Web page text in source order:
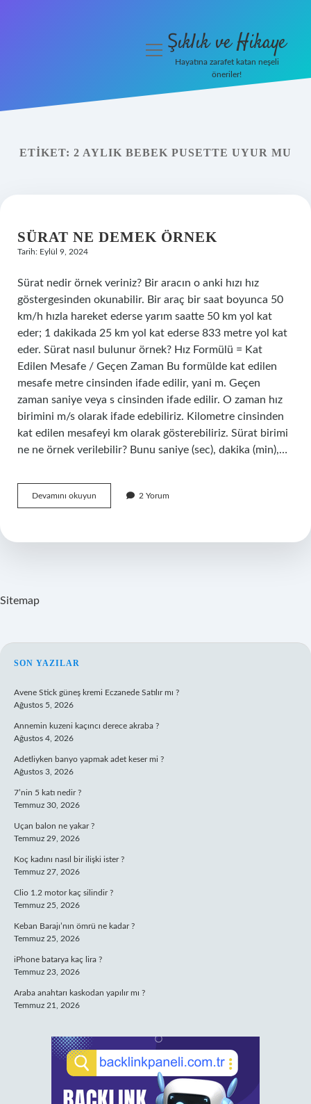
Olur
menüyüŞıklık ve Hikaye
Hayatına zarafet katan neşeli
öneriler!
ETIKET: 2 AYLIK BEBEK PUSETTE UYUR MU
SÜRAT NE DEMEK ÖRNEK
Tarih: Eylül 9, 2024
Sürat nedir örnek veriniz? Bir aracın o anki hızı hız
göstergesinden okunabilir. Bir araç bir saat boyunca 50
km/h hızla hareket ederse yarım saatte 50 km yol kat
eder; 1 dakikada 25 km yol kat ederse 833 metre yol kat
eder. Sürat nasıl bulunur örnek? Hız Formülü = Kat
Edilen Mesafe / Geçen Zaman Bu formülde kat edilen
mesafe metre cinsinden ifade edilir, yani m. Geçen
zaman saniye veya s cinsinden ifade edilir. O zaman hız
birimini m/s olarak ifade edebiliriz. Kilometre cinsinden
kat edilen mesafeyi km olarak gösterebiliriz. Sürat birimi
ne ne örnek verilebilir? Bunu saniye (sec), dakika (min),…
Devamını okuyun
Ne
2 Yorum
Sitemap
SIDEBAR
SON YAZILAR
Avene Stick güneş kremi Eczanede Satılır mı ?
Ağustos 5, 2026
Annemin kuzeni kaçıncı derece akraba ?
Ağustos 4, 2026
Adetliyken banyo yapmak adet keser mi ?
Ağustos 3, 2026
7’nin 5 katı nedir ?
Temmuz 30, 2026
Uçan balon ne yakar ?
Temmuz 29, 2026
Koç kadını nasıl bir ilişki ister ?
Temmuz 27, 2026
Clio 1.2 motor kaç silindir ?
Temmuz 25, 2026
Keban Barajı’nın ömrü ne kadar ?
Temmuz 25, 2026
iPhone batarya kaç lira ?
Temmuz 23, 2026
Araba anahtarı kaskodan yapılır mı ?
Temmuz 21, 2026